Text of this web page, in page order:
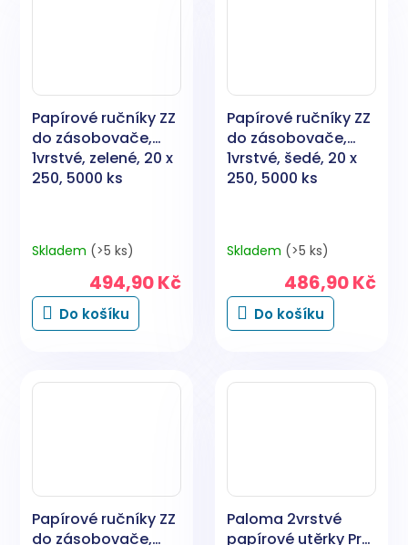
Papírové ručníky ZZ
do zásobovače,
1vrstvé, zelené, 20 x
250, 5000 ks
Skladem (>5 ks)
494,90 Kč
Do košíku
Papírové ručníky ZZ
do zásobovače,
1vrstvé, šedé, 20 x
250, 5000 ks
Skladem (>5 ks)
486,90 Kč
Do košíku
Papírové ručníky ZZ
do zásobovače,
Paloma 2vrstvé
papírové utěrky Pro